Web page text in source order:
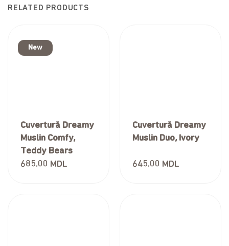
RELATED PRODUCTS
New
Cuvertură Dreamy
Muslin Comfy,
Teddy Bears
685.00 MDL
Cuvertură Dreamy
Muslin Duo, Ivory
645.00 MDL